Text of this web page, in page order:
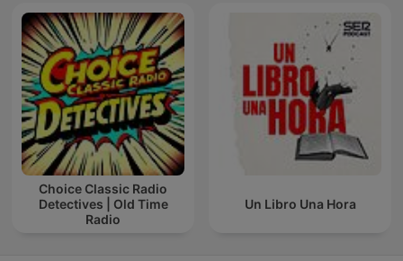
Choice Classic Radio
Detectives | Old Time
Radio
Un Libro Una Hora